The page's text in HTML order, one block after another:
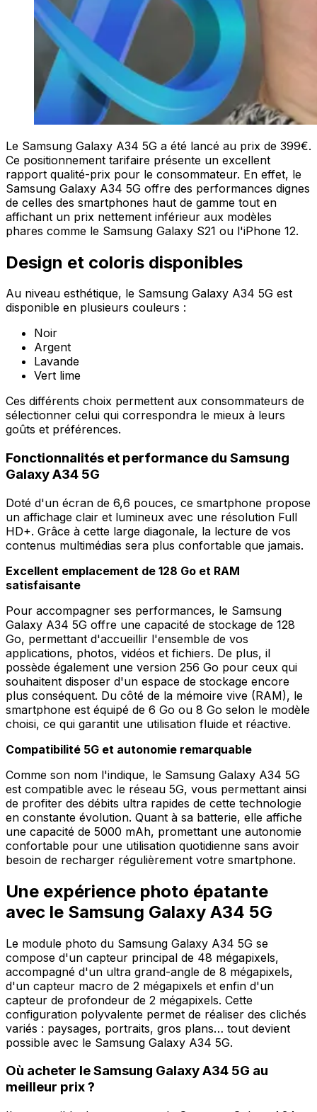
Le Samsung Galaxy A34 5G a été lancé au prix de 399€.
Ce positionnement tarifaire présente un excellent
rapport qualité-prix pour le consommateur. En effet, le
Samsung Galaxy A34 5G offre des performances dignes
de celles des smartphones haut de gamme tout en
affichant un prix nettement inférieur aux modèles
phares comme le Samsung Galaxy S21 ou l'iPhone 12.
Design et coloris disponibles
Au niveau esthétique, le Samsung Galaxy A34 5G est
disponible en plusieurs couleurs :
Noir
Argent
Lavande
Vert lime
Ces différents choix permettent aux consommateurs de
sélectionner celui qui correspondra le mieux à leurs
goûts et préférences.
Fonctionnalités et performance du Samsung
Galaxy A34 5G
Doté d'un écran de 6,6 pouces, ce smartphone propose
un affichage clair et lumineux avec une résolution Full
HD+. Grâce à cette large diagonale, la lecture de vos
contenus multimédias sera plus confortable que jamais.
Excellent emplacement de 128 Go et RAM
satisfaisante
Pour accompagner ses performances, le Samsung
Galaxy A34 5G offre une capacité de stockage de 128
Go, permettant d'accueillir l'ensemble de vos
applications, photos, vidéos et fichiers. De plus, il
possède également une version 256 Go pour ceux qui
souhaitent disposer d'un espace de stockage encore
plus conséquent. Du côté de la mémoire vive (RAM), le
smartphone est équipé de 6 Go ou 8 Go selon le modèle
choisi, ce qui garantit une utilisation fluide et réactive.
Compatibilité 5G et autonomie remarquable
Comme son nom l'indique, le Samsung Galaxy A34 5G
est compatible avec le réseau 5G, vous permettant ainsi
de profiter des débits ultra rapides de cette technologie
en constante évolution. Quant à sa batterie, elle affiche
une capacité de 5000 mAh, promettant une autonomie
confortable pour une utilisation quotidienne sans avoir
besoin de recharger régulièrement votre smartphone.
Une expérience photo épatante
avec le Samsung Galaxy A34 5G
Le module photo du Samsung Galaxy A34 5G se
compose d'un capteur principal de 48 mégapixels,
accompagné d'un ultra grand-angle de 8 mégapixels,
d'un capteur macro de 2 mégapixels et enfin d'un
capteur de profondeur de 2 mégapixels. Cette
configuration polyvalente permet de réaliser des clichés
variés : paysages, portraits, gros plans… tout devient
possible avec le Samsung Galaxy A34 5G.
Où acheter le Samsung Galaxy A34 5G au
meilleur prix ?